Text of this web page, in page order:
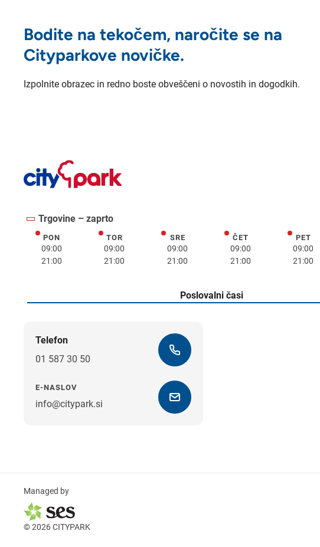
Bodite na tekočem, naročite se na
Cityparkove novičke.
Izpolnite obrazec in redno boste obveščeni o novostih in dogodkih.
Trgovine – zaprto
PONponedeljek
09:00
21:00
TORtorek
09:00
21:00
SREsreda
09:00
21:00
ČETčetrtek
09:00
21:00
PETpetek
09:00
21:00
Poslovalni časi
Telefon
01 587 30 50
E-NASLOV
info@citypark.si
Managed by
© 2026 CITYPARK